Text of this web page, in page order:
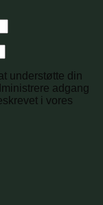
understøtte din
adgang
i vores